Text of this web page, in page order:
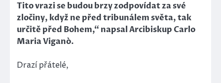
Tito vrazi se budou brzy zodpovídat za své
zločiny, když ne před tribunálem světa, tak
určitě před Bohem,“ napsal Arcibiskup Carlo
Maria Viganò.
Drazí přátelé,